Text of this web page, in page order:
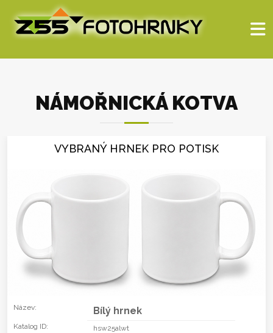
NÁMOŘNICKÁ KOTVA
VYBRANÝ HRNEK PRO POTISK
Název: Bílý hrnek
Katalog ID:
hsw25alwt